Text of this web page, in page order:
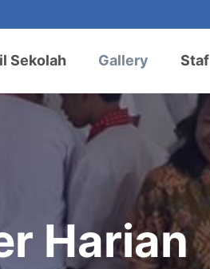
Sekolah Gallery Staf
Harian